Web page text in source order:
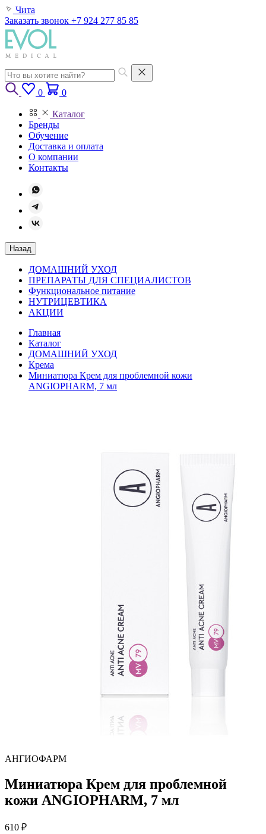
Чита
Заказать звонок +7 924 277 85 85
0 0
Каталог
Бренды
Обучение
Доставка и оплата
О компании
Контакты
Назад
ДОМАШНИЙ УХОД
ПРЕПАРАТЫ ДЛЯ СПЕЦИАЛИСТОВ
Функциональное питание
НУТРИЦЕВТИКА
АКЦИИ
Главная
Каталог
ДОМАШНИЙ УХОД
Крема
Миниатюра Крем для проблемной кожи
ANGIOPHARM, 7 мл
АНГИОФАРМ
Миниатюра Крем для проблемной
кожи ANGIOPHARM, 7 мл
610 ₽